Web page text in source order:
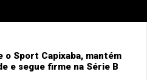
o Sport Capixaba, mantém
e segue firme na Série B